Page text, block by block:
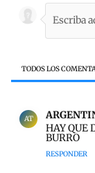
TODOS LOS
Todos los
AT
HAY QUE
BURRO
RESPONDER